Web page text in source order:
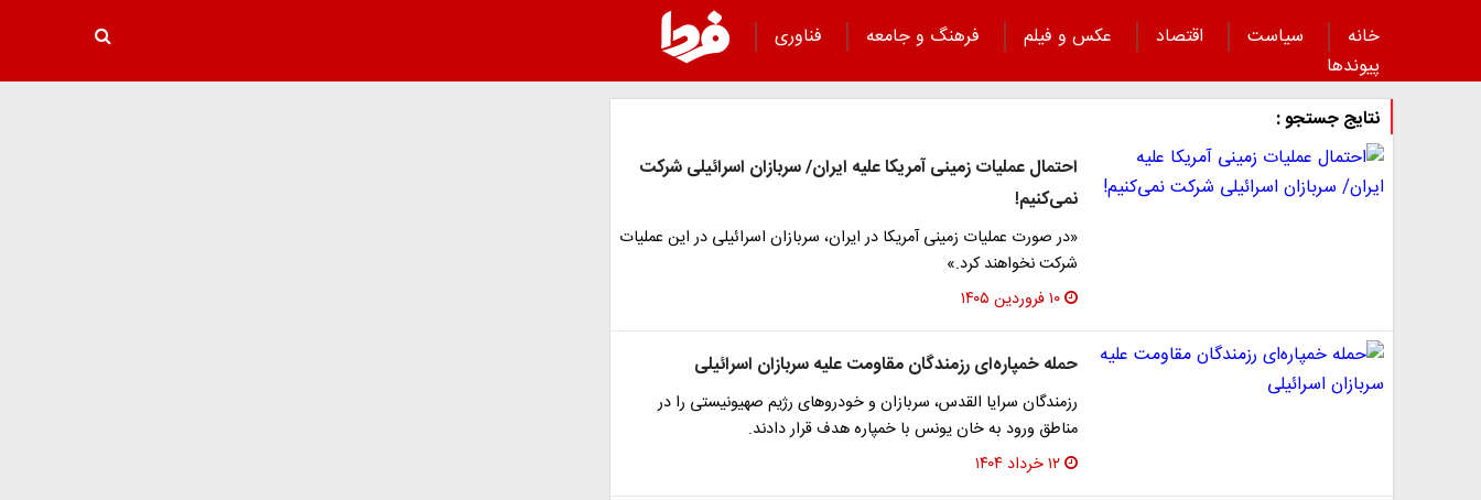
خانه سیاست اقتصاد عکس و فیلم فرهنگ و جامعه
فناوری
پیوند‌ها
نتایج جستجو :
احتمال عملیات زمینی آمریکا علیه ایران/ سربازان اسرائیلی شرکت
نمی‌کنیم!
«در صورت عملیات زمینی آمریکا در ایران، سربازان اسرائیلی در این عملیات
شرکت نخواهند کرد.»
۱۰ فروردین ۱۴۰۵
حمله خمپاره‌ای رزمندگان مقاومت علیه سربازان اسرائیلی
رزمندگان سرایا القدس، سربازان و خودروهای رژیم صهیونیستی را در
مناطق ورود به خان یونس با خمپاره هدف قرار دادند.
۱۲ خرداد ۱۴۰۴